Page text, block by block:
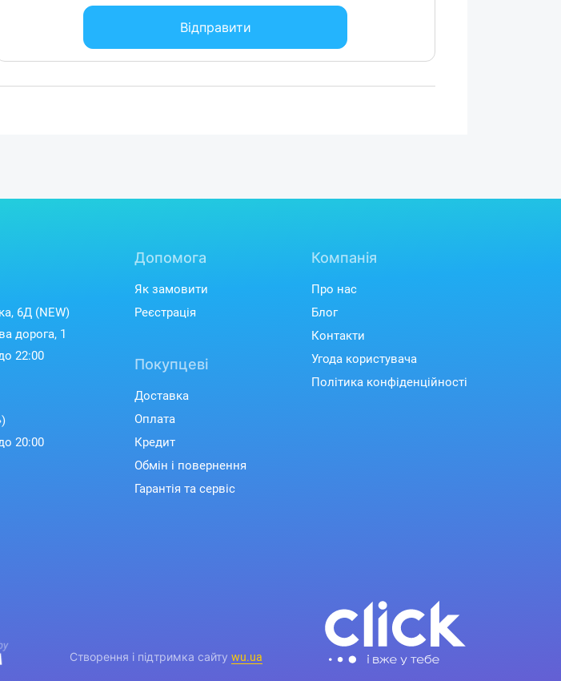
Відправити
6Д (NEW)
дорога, 1
22:00
20:00
Допомога
Як замовити
Реєстрація
Покупцеві
Доставка
Оплата
Кредит
Обмін і повернення
Гарантія та сервіс
Компанія
Про нас
Блог
Контакти
Угода користувача
Політика конфіденційності
Створення і підтримка сайтуwu.ua